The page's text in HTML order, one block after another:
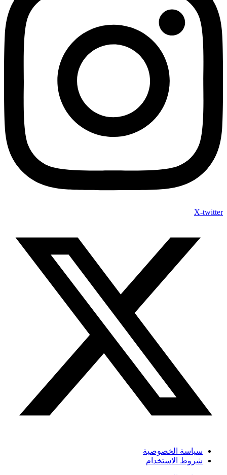
X-twitter
سياسة الخصوصية
شروط الاستخدام